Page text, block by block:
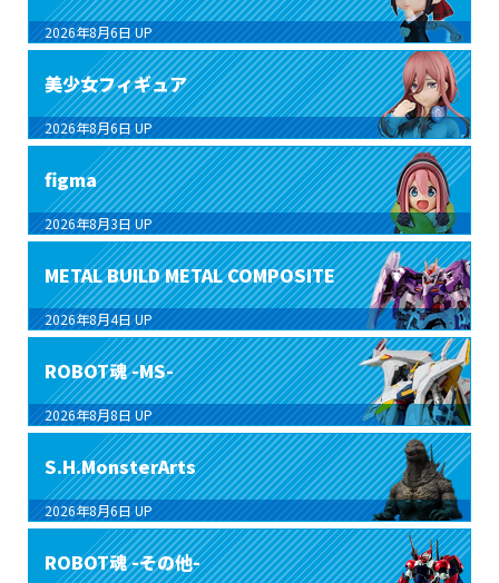
2026年8月6日 UP
美少女フィギュア
2026年8月6日 UP
figma
2026年8月3日 UP
METAL BUILD METAL COMPOSITE
2026年8月4日 UP
ROBOT魂 -MS-
2026年8月8日 UP
S.H.MonsterArts
2026年8月6日 UP
ROBOT魂 -その他-